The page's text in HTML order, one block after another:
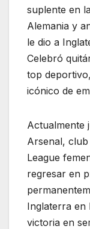
suplente en
Alemania y
le dio a
Celebró
top
icónico de
Actualmente
Arsenal,
League
regresar en
Inglaterra en
victoria en